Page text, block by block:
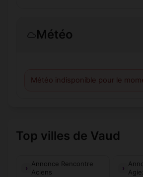
Météo
Météo indisponible pour le
Top villes de Vaud
Annonce Rencontre
Aclens